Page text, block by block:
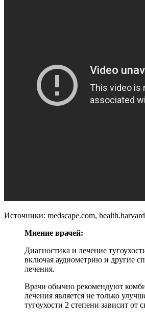
Источники: medscape.com,
Мнение врачей:
Диагностика и лечение
включая аудиометрию и другие
лечения.
Врачи обычно рекомендуют
лечения является не только
тугоухости 2 степени зависит